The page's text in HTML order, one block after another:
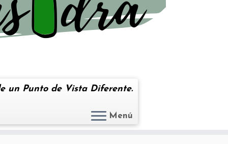
un Punto de Vista Diferente.
Menú